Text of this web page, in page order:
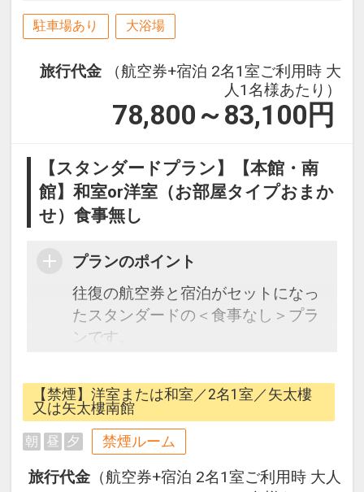
駐車場あり 大浴場
旅行代金
（航空券+宿泊 2名1室ご利用時 大
人1名様あたり）
78,800～83,100 円
【スタンダードプラン】【本館・南
館】和室or洋室（お部屋タイプおまか
せ）食事無し
プランのポイント
往復の航空券と宿泊がセットになっ
たスタンダードの＜食事なし＞プラ
ンです。
できるダイナミックパッケージだか
ら、一都市滞在はもちろん周遊旅行
にも最適！
旅行期間中の1泊だけの宿泊や延
泊・飛び泊なども自由自在です。
【禁煙】洋室または和室／2名1室／矢太樓
又は矢太樓南館
朝 昼 夕 禁煙ルーム
旅行代金 （航空券+宿泊 2名1室ご利用時 大人